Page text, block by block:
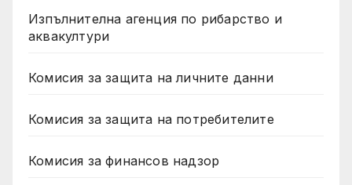
Изпълнителна агенция по рибарство и
аквакултури
Комисия за защита на личните данни
Комисия за защита на потребителите
Комисия за финансов надзор